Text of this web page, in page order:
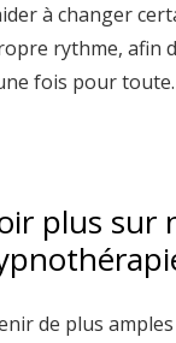
à changer
rythme, afin
fois pour toute.
plus sur
de plus